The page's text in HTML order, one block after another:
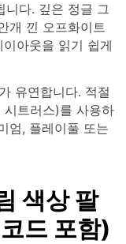
니다. 깊은 정글 그
개 낀 오프화이트
아웃을 읽기 쉽게
유연합니다. 적절
트러스)를 사용하
엄, 플레이풀 또는
색상 팔
드 포함)